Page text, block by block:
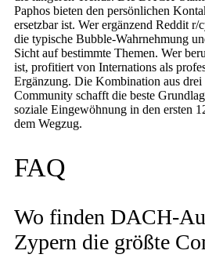
Paphos bieten den persönlichen
ersetzbar ist. Wer ergänzend Reddit
die typische Bubble-Wahrnehmung
Sicht auf bestimmte Themen. Wer
ist, profitiert von Internations als
Ergänzung. Die Kombination aus
Community schafft die beste
soziale Eingewöhnung in den ersten
dem Wegzug.
FAQ
Wo finden DACH-
Zypern die größte